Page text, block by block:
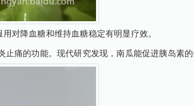
对降血糖和维持血糖稳定有明显疗效。
止痛的功能。现代研究发现，南瓜能促进胰岛素